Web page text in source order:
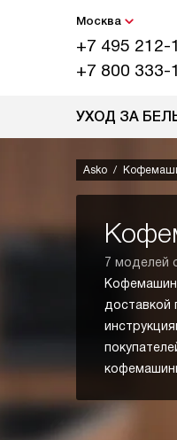
Москва
+7 495 212-
+7 800 333-
УХОД ЗА
Asko
7 моделей
доставкой